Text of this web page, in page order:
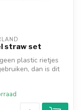
straw set
plastic rietjes
dan is dit